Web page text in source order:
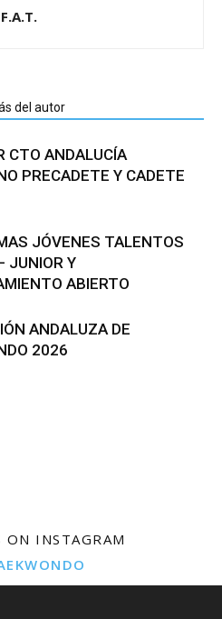
F.A.T.
del autor
CTO ANDALUCÍA
PRECADETE Y CADETE
JÓVENES TALENTOS
JUNIOR Y
ABIERTO
ANDALUZA DE
2026
ON INSTAGRAM